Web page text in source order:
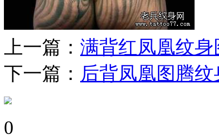
上一篇： 满背红凤凰纹身
下一篇： 后背凤凰图腾
0